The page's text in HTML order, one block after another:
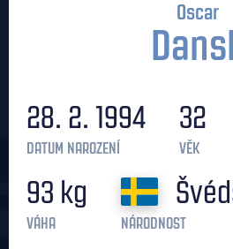
Oscar
28. 2. 1994
DATUM NAROZENÍ
32
VĚK
93 kg
VÁHA NÁRODNOST